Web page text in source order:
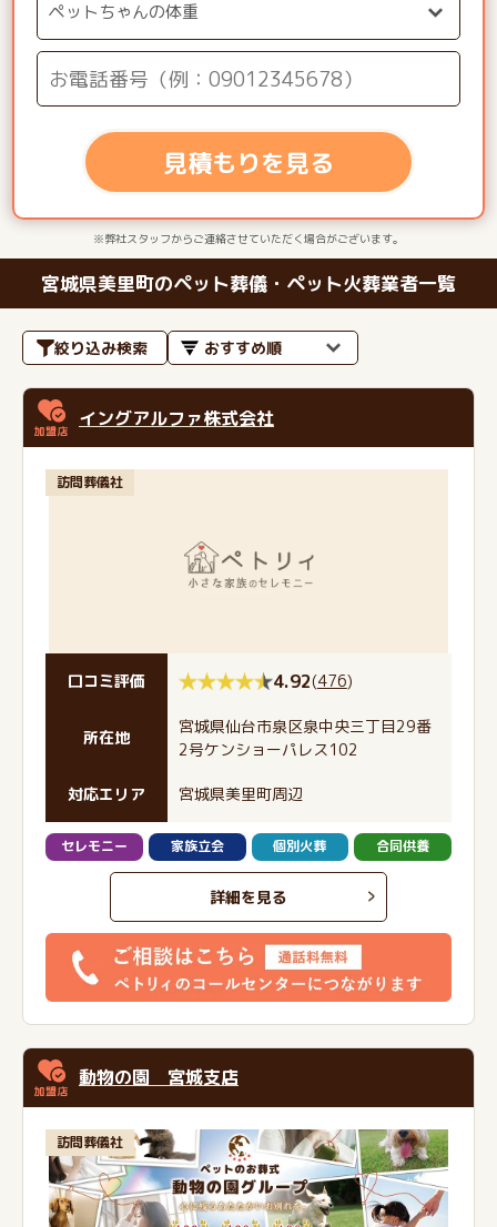
見積もりを見る
※弊社スタッフからご連絡させていただく場合がございます。
宮城県美里町のペット葬儀・ペット火葬業者一覧
絞り込み検索
イングアルファ株式会社
訪問葬儀社
口コミ評価 4.92(476)
所在地
宮城県仙台市泉区泉中央三丁目29番
2号ケンショーパレス102
対応エリア 宮城県美里町周辺
セレモニー 家族立会 個別火葬 合同供養
詳細を見る
動物の園 宮城支店
訪問葬儀社